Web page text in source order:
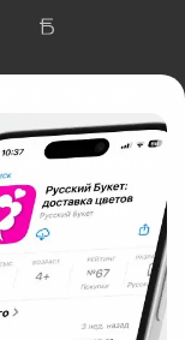
в Ярославле
«Технология»
Ипподромская,